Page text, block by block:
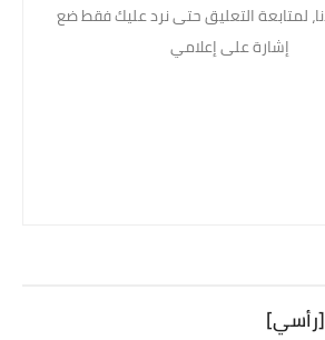
لمتابعة التعليق حتى نرد عليك فقط ضع
إشارة على إعلامي